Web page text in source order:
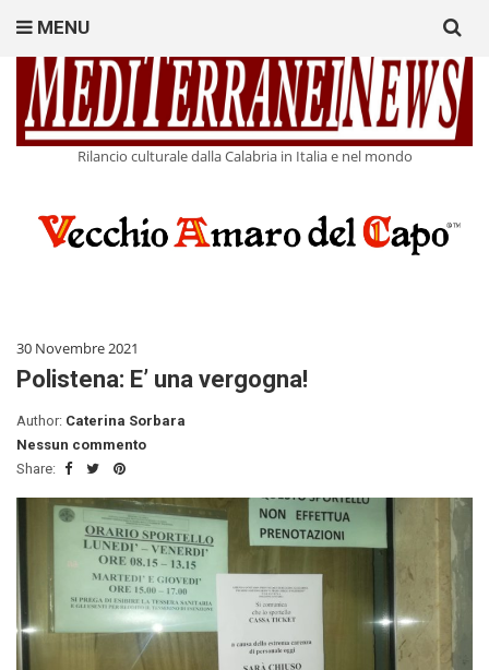
Rilancio culturale dalla Calabria in Italia e nel mondo
MENU
for:
30 Novembre 2021
Polistena: E’ una vergogna!
Author: Caterina Sorbara
Nessun commento
Share: